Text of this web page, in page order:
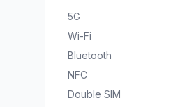
5G
Wi-Fi
Bluetooth
NFC
Double SIM